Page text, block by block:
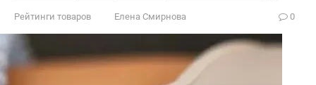
Рейтинги товаров Елена Смирнова 0